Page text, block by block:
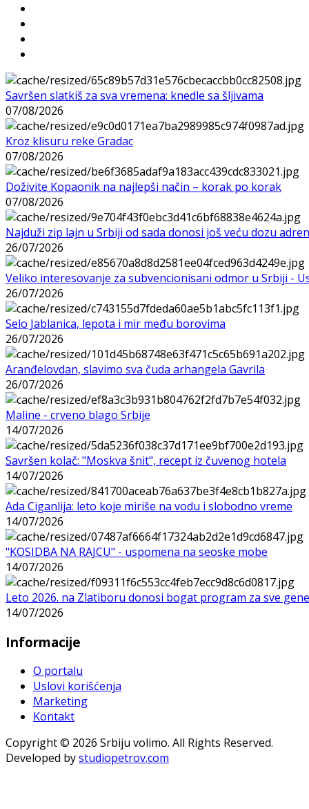
Savršen slatkiš za sva vremena: knedle sa šljivama
07/08/2026
Kroz klisuru reke Gradac
07/08/2026
Doživite Kopaonik na najlepši način – korak po korak
07/08/2026
Najduži zip lajn u Srbiji od sada donosi još veću dozu
26/07/2026
Veliko interesovanje za subvencionisani odmor u Srbiji -
26/07/2026
Selo Jablanica, lepota i mir među borovima
26/07/2026
Aranđelovdan, slavimo sva čuda arhangela Gavrila
26/07/2026
Maline - crveno blago Srbije
14/07/2026
Savršen kolač: "Moskva šnit", recept iz čuvenog hotela
14/07/2026
Ada Ciganlija: leto koje miriše na vodu i slobodno vreme
14/07/2026
"KOSIDBA NA RAJCU" - uspomena na seoske mobe
14/07/2026
Leto 2026. na Zlatiboru donosi bogat program za sve
14/07/2026
Informacije
O portalu
Uslovi korišćenja
Marketing
Kontakt
Copyright © 2026 Srbiju volimo. All Rights Reserved.
Developed bystudiopetrov.com